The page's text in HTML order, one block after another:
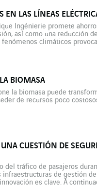
EN LAS LÍNEAS
Ingénierie promete
así como una reducción
climáticos
BIOMASA
la biomasa puede
de recursos poco
CUESTIÓN DE
del tráfico de pasajeros
de gestión
es clave. A